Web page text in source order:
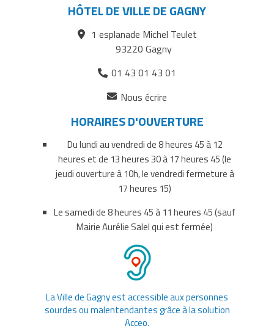
Facebook
Twittercourriel
HÔTEL DE VILLE DE GAGNY
1 esplanade Michel Teulet
93220 Gagny
01 43 01 43 01
Nous écrire
un
nouvel
onglet)
HORAIRES D'OUVERTURE
Du lundi au vendredi de 8 heures 45 à 12
heures et de 13 heures 30 à 17 heures 45 (le
jeudi ouverture à 10h, le vendredi fermeture à
17 heures 15)
Le samedi de 8 heures 45 à 11 heures 45 (sauf
Mairie Aurélie Salel qui est fermée)
La Ville de Gagny est accessible aux personnes
sourdes ou malentendantes grâce à la solution
Acceo.